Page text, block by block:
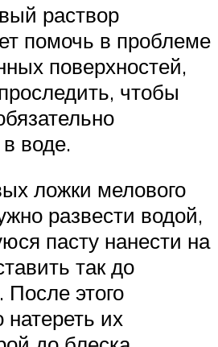
раствор
помочь в проблеме
поверхностей,
чтобы
воде.
ложки мелового
развести водой,
пасту нанести на
так до
После этого
натереть их